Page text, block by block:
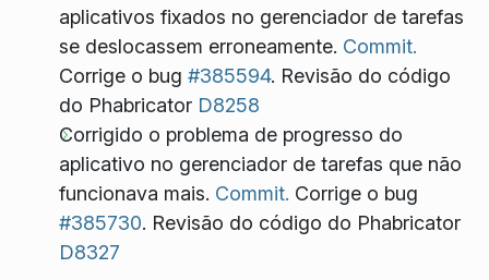
aplicativos fixados no gerenciador de tarefas
se deslocassem erroneamente. Commit.
Corrige o bug #385594. Revisão do código
do Phabricator D8258
Corrigido o problema de progresso do
aplicativo no gerenciador de tarefas que não
funcionava mais. Commit. Corrige o bug
#385730. Revisão do código do Phabricator
D8327